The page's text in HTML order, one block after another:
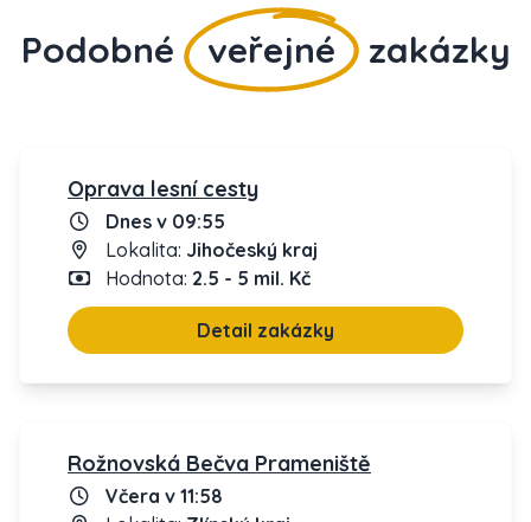
Podobné veřejné zakázky
Oprava lesní cesty
Dnes v 09:55
Lokalita: Jihočeský kraj
Hodnota: 2.5 - 5 mil. Kč
Detail zakázky
Rožnovská Bečva Prameniště
Včera v 11:58